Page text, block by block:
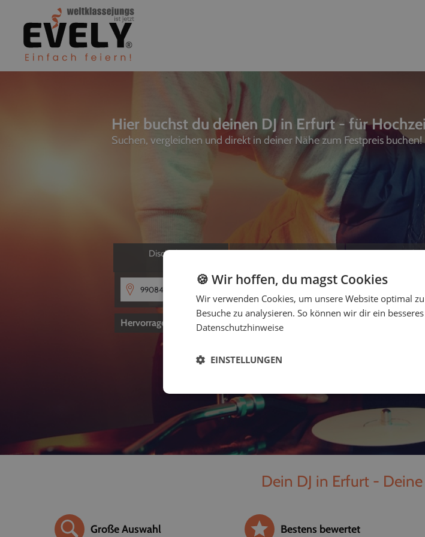
Hier buchst du deinen DJ in Erfurt - für
Suchen, vergleichen und direkt in deiner Nähe zum Festpreis buchen!
Discjockeys Livemusiker, Fotografen
Hervorragend von 5
Dein DJ in Erfurt - Deine
Große Auswahl Bestens bewertet
🍪 Wir hoffen, du magst Cookies
Wir verwenden Cookies, um unsere Website optimal
Besuche zu analysieren. So können wir dir ein
Datenschutzhinweise
EINSTELLUNGEN